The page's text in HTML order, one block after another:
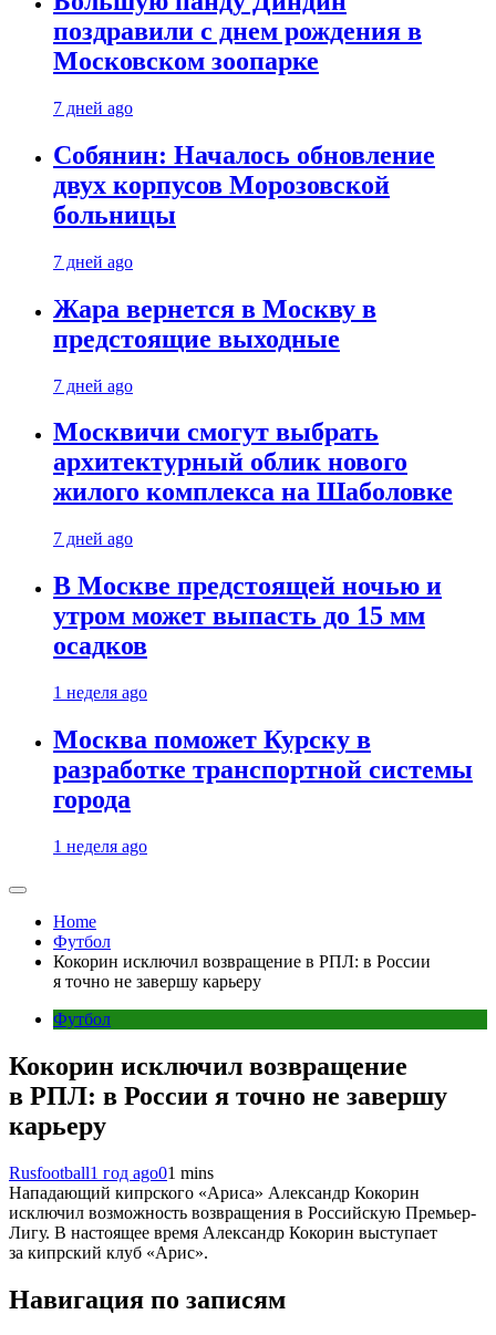
поздравили с днем рождения в
Московском зоопарке
7 дней ago
Собянин: Началось обновление
двух корпусов Морозовской
больницы
7 дней ago
Жара вернется в Москву в
предстоящие выходные
7 дней ago
Москвичи смогут выбрать
архитектурный облик нового
жилого комплекса на Шаболовке
7 дней ago
В Москве предстоящей ночью и
утром может выпасть до 15 мм
осадков
1 неделя ago
Москва поможет Курску в
разработке транспортной системы
города
1 неделя ago
Home
Футбол
Кокорин исключил возвращение в РПЛ: в России
я точно не завершу карьеру
Футбол
Кокорин исключил возвращение
в РПЛ: в России я точно не завершу
карьеру
Rusfootball1 год ago01 mins
Нападающий кипрского «Ариса» Александр Кокорин
исключил возможность возвращения в Российскую Премьер-
Лигу. В настоящее время Александр Кокорин выступает
за кипрский клуб «Арис».
Навигация по записям